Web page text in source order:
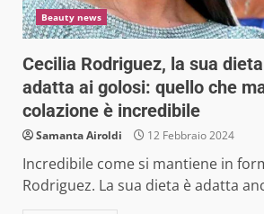
Beauty news
Cecilia Rodriguez, la sua dieta
adatta ai golosi: quello che
colazione è incredibile
Samanta Airoldi 12 Febbraio 2024
Incredibile come si mantiene in
Rodriguez. La sua dieta è adatta